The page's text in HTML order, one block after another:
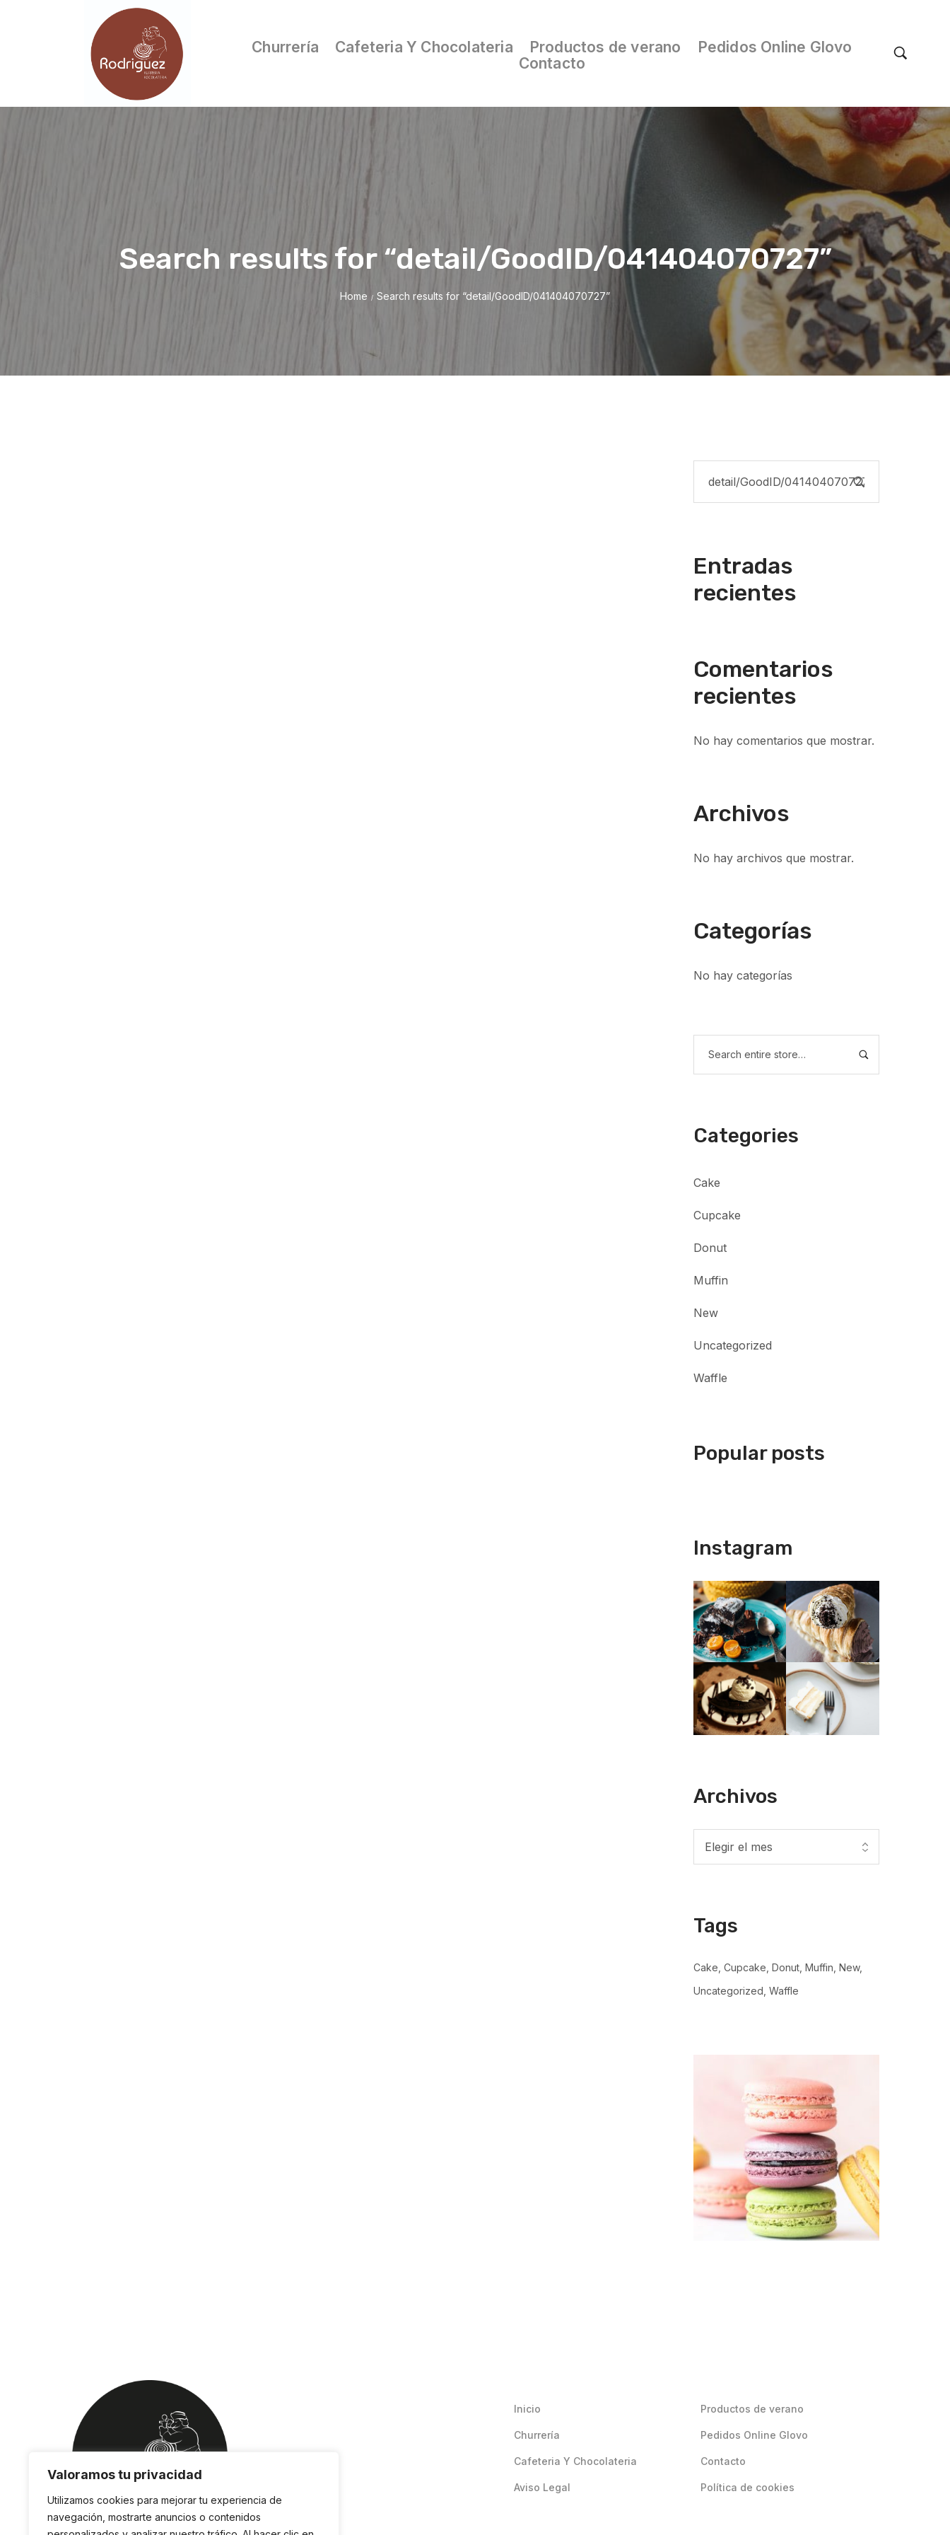
Valoramos tu privacidad
Utilizamos cookies para mejorar tu experiencia de
navegación, mostrarte anuncios o contenidos
Churrería Cafeteria Y Chocolateria Productos de verano
Pedidos Online Glovo
Contacto
Search results for “detail/GoodID/041404070727”
Home / Search results for “detail/GoodID/041404070727”
Entradas
recientes
Comentarios
recientes
No hay comentarios que mostrar.
Archivos
No hay archivos que mostrar.
Categorías
No hay categorías
Categories
Cake
Cupcake
Donut
Muffin
New
Uncategorized
Waffle
Popular posts
Instagram
Archivos
Tags
Cake Cupcake Donut Muffin New
Uncategorized Waffle
Inicio
Churrería
Cafeteria Y Chocolateria
Aviso Legal
Productos de verano
Pedidos Online Glovo
Contacto
Política de cookies